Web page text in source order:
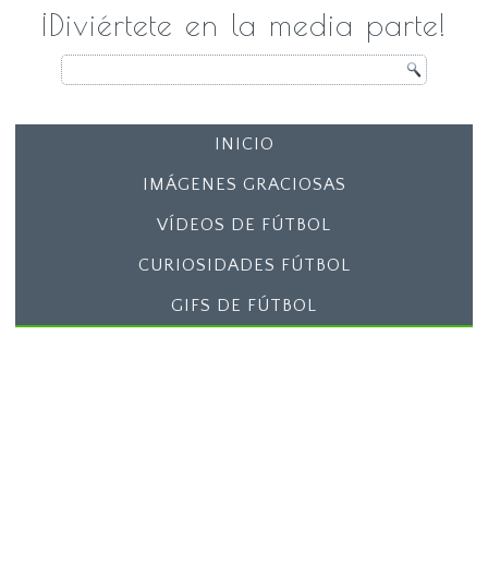
¡Diviértete en la media parte!
INICIO
IMÁGENES GRACIOSAS
VÍDEOS DE FÚTBOL
CURIOSIDADES FÚTBOL
GIFS DE FÚTBOL